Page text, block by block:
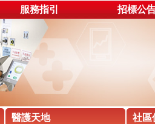
服務指引 招標公
醫護天地 社區